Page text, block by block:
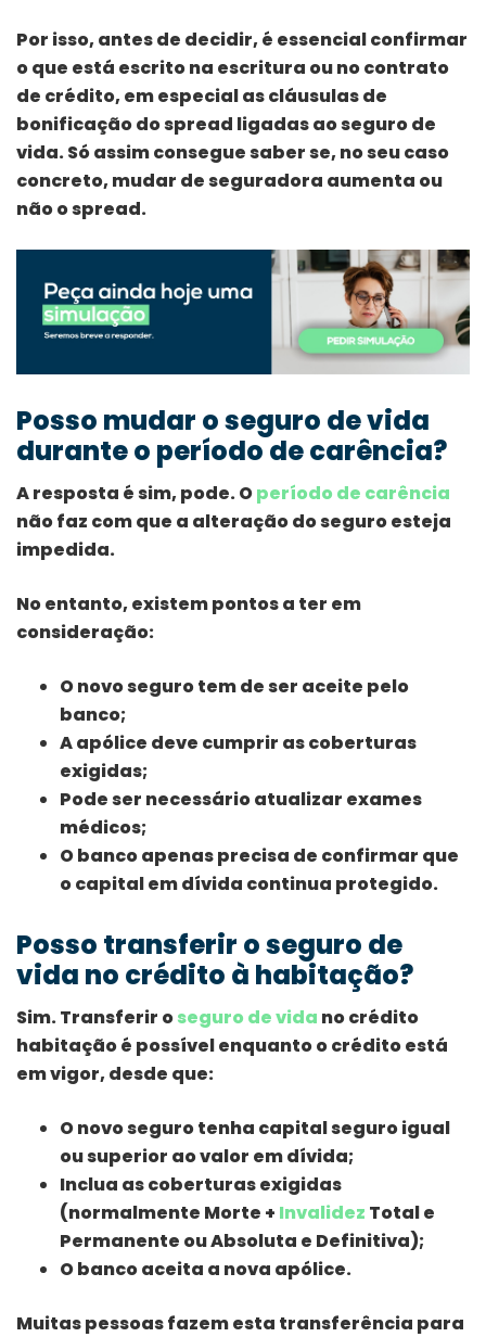
Por isso, antes de decidir, é essencial confirmar
o que está escrito na escritura ou no contrato
de crédito, em especial as cláusulas de
bonificação do spread ligadas ao seguro de
vida. Só assim consegue saber se, no seu caso
concreto, mudar de seguradora aumenta ou
não o spread.
Posso mudar o seguro de vida
durante o período de carência?
A resposta é sim, pode. Operíodo de carência
não faz com que a alteração do seguro esteja
impedida.
No entanto, existem pontos a ter em
consideração:
O novo seguro tem de ser aceite pelo
banco;
A apólice deve cumprir as coberturas
exigidas;
Pode ser necessário atualizar exames
médicos;
O banco apenas precisa de confirmar que
o capital em dívida continua protegido.
Posso transferir o seguro de
vida no crédito à habitação?
Sim. Transferir oseguro de vida no crédito
habitação é possível enquanto o crédito está
em vigor, desde que:
O novo seguro tenha capital seguro igual
ou superior ao valor em dívida;
Inclua as coberturas exigidas
(normalmente Morte + Invalidez Total e
Permanente ou Absoluta e Definitiva);
O banco aceita a nova apólice.
Muitas pessoas fazem esta transferência para